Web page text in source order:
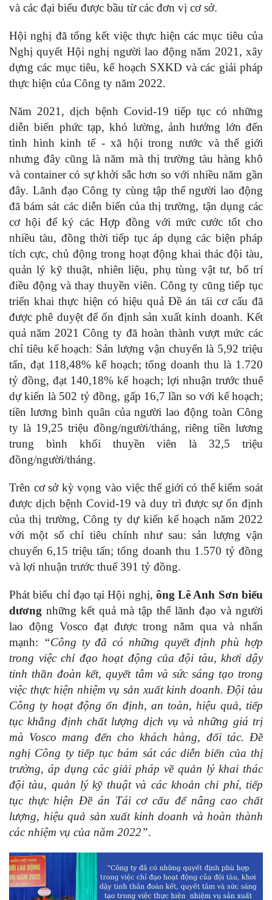
và các đại biểu được bầu từ các đơn vị cơ sở.
Hội nghị đã tổng kết việc thực hiện các mục tiêu của
Nghị quyết Hội nghị người lao động năm 2021, xây
dựng các mục tiêu, kế hoạch SXKD và các giải pháp
thực hiện của Công ty năm 2022.
Năm 2021, dịch bệnh Covid-19 tiếp tục có những
diễn biến phức tạp, khó lường, ảnh hưởng lớn đến
tình hình kinh tế - xã hội trong nước và thế giới
nhưng đây cũng là năm mà thị trường tàu hàng khô
và container có sự khởi sắc hơn so với nhiều năm gần
đây. Lãnh đạo Công ty cùng tập thể người lao động
đã bám sát các diễn biến của thị trường, tận dụng các
cơ hội để ký các Hợp đồng với mức cước tốt cho
nhiều tàu, đồng thời tiếp tục áp dụng các biện pháp
tích cực, chủ động trong hoạt động khai thác đội tàu,
quản lý kỹ thuật, nhiên liệu, phụ tùng vật tư, bố trí
điều động và thay thuyền viên. Công ty cũng tiếp tục
triển khai thực hiện có hiệu quả Đề án tái cơ cấu đã
được phê duyệt để ổn định sản xuất kinh doanh. Kết
quả năm 2021 Công ty đã hoàn thành vượt mức các
chỉ tiêu kế hoạch: Sản lượng vận chuyển là 5,92 triệu
tấn, đạt 118,48% kế hoạch; tổng doanh thu là 1.720
tỷ đồng, đạt 140,18% kế hoạch; lợi nhuận trước thuế
dự kiến là 502 tỷ đồng, gấp 16,7 lần so với kế hoạch;
tiền lương bình quân của người lao động toàn Công
ty là 19,25 triệu đồng/người/tháng, riêng tiền lương
trung bình khối thuyền viên là 32,5 triệu
đồng/người/tháng.
Trên cơ sở kỳ vọng vào việc thế giới có thể kiểm soát
được dịch bệnh Covid‑19 và duy trì được sự ổn định
của thị trường, Công ty dự kiến kế hoạch năm 2022
với một số chỉ tiêu chính như sau: sản lượng vận
chuyển 6,15 triệu tấn; tổng doanh thu 1.570 tỷ đồng
và lợi nhuận trước thuế 391 tỷ đồng.
Phát biểu chỉ đạo tại Hội nghị, ông Lê Anh Sơn biểu
dương những kết quả mà tập thể lãnh đạo và người
lao động Vosco đạt được trong năm qua và nhấn
mạnh: “Công ty đã có những quyết định phù hợp
trong việc chỉ đạo hoạt động của đội tàu, khơi dậy
tinh thần đoàn kết, quyết tâm và sức sáng tạo trong
việc thực hiện nhiệm vụ sản xuất kinh doanh.Đội tàu
Công ty hoạt động ổn định, an toàn, hiệu quả, tiếp
tục khẳng định chất lượng dịch vụ và những giá trị
mà Vosco mang đến cho khách hàng, đối tác. Đề
nghị Công ty tiếp tục bám sát các diễn biến của thị
trường, áp dụng các giải pháp về quản lý khai thác
đội tàu, quản lý kỹ thuật và các khoản chi phí, tiếp
tục thực hiện Đề án Tái cơ cấu để nâng cao chất
lượng, hiệu quả sản xuất kinh doanh và hoàn thành
các nhiệm vụ của năm 2022”.